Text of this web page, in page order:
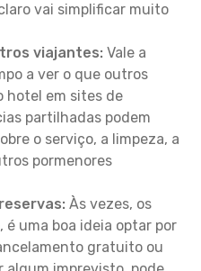
vai simplificar muito
viajantes: Vale a
a ver o que outros
hotel em sites de
partilhadas podem
o serviço, a limpeza, a
pormenores
Às vezes, os
é uma boa ideia optar por
gratuito ou